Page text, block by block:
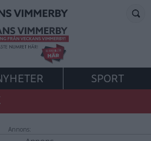
SPORT
Annons: